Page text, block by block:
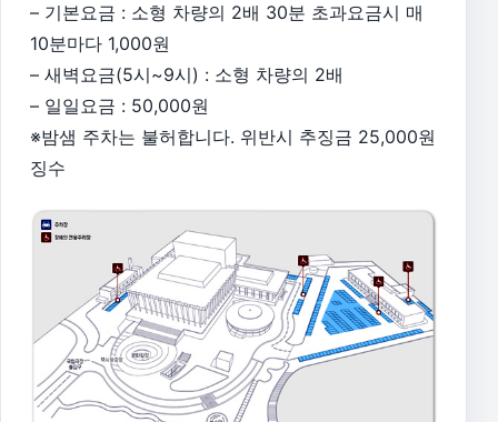
– 기본요금 : 소형 차량의 2배 30분 초과요금시 매
10분마다 1,000원
– 새벽요금(5시~9시) : 소형 차량의 2배
– 일일요금 : 50,000원
※밤샘 주차는 불허합니다. 위반시 추징금 25,000원
징수